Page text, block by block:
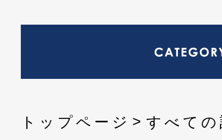
トップページ
すべて